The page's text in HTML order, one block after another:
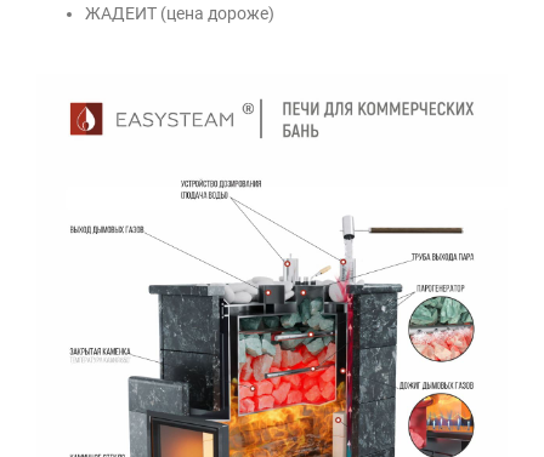
ЖАДЕИТ (цена дороже)